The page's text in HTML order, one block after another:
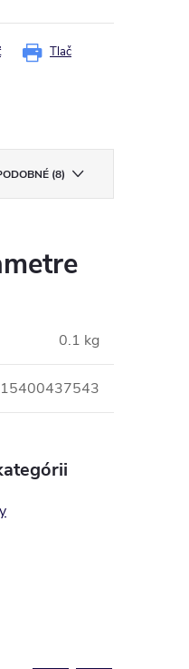
Tlač
(8)
0.1 kg